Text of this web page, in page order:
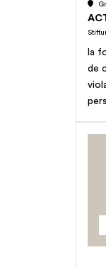
la
de
et